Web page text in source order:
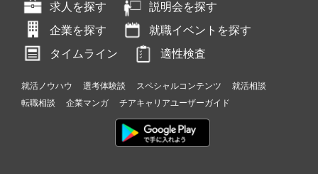
求人を探す
説明会を探す
企業を探す
就職イベントを探す
タイムライン
適性検査
就活ノウハウ 選考体験談 スペシャルコンテンツ
就活相談
転職相談
企業マンガ チアキャリアユーザーガイド